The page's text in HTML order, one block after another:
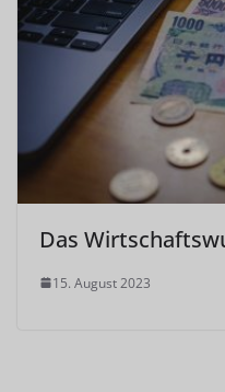
Das
15. August 2023